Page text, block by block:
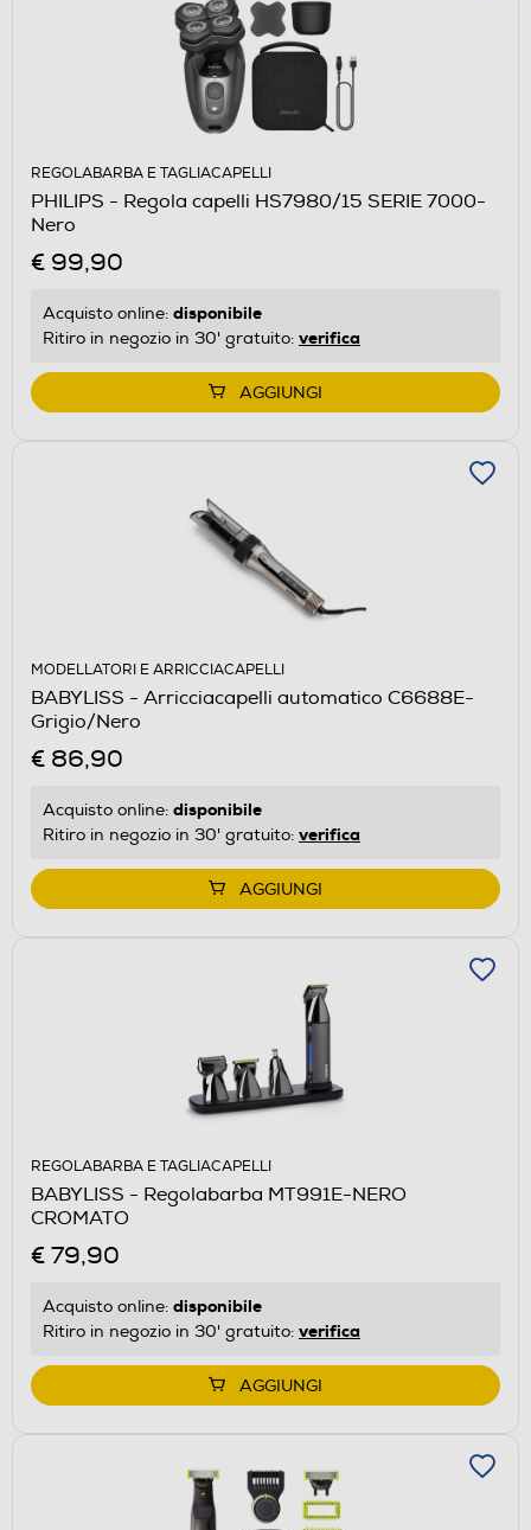
REGOLABARBA E TAGLIACAPELLI
PHILIPS - Regola capelli HS7980/15 SERIE 7000-
Nero
€ 99,90
Acquisto online: disponibile
Ritiro in negozio in 30' gratuito: verifica
AGGIUNGI
MODELLATORI E ARRICCIACAPELLI
BABYLISS - Arricciacapelli automatico C6688E-
Grigio/Nero
€ 86,90
Acquisto online: disponibile
Ritiro in negozio in 30' gratuito: verifica
AGGIUNGI
REGOLABARBA E TAGLIACAPELLI
BABYLISS - Regolabarba MT991E-NERO
CROMATO
€ 79,90
Acquisto online: disponibile
Ritiro in negozio in 30' gratuito: verifica
AGGIUNGI